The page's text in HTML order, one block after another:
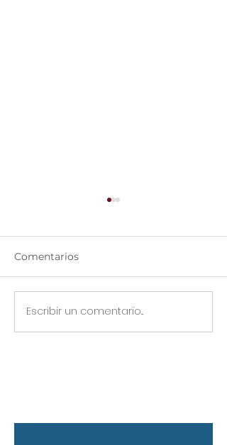
Diplomado de
Fotografía
Comentarios
Escribir un comentario...